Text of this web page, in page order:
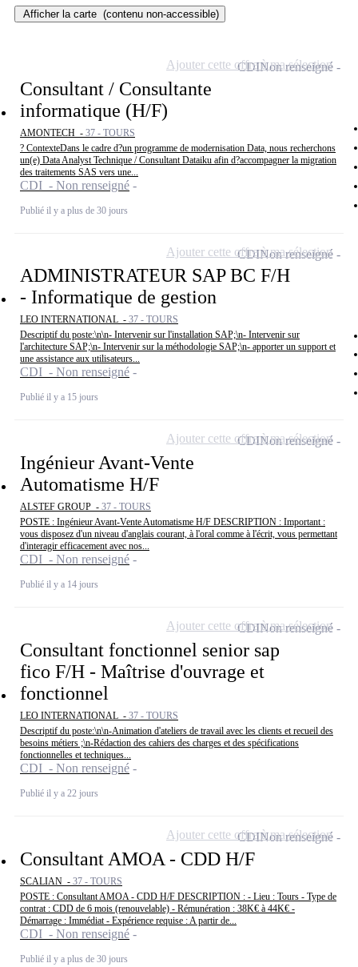
Afficher la carte (contenu non-accessible)
Consultant / Consultante
informatique (H/F)
AMONTECH - 37 - TOURS
? ContexteDans le cadre d?un programme de modernisation Data, nous recherchons
un(e) Data Analyst Technique / Consultant Dataiku afin d?accompagner la migration
des traitements SAS vers une...
CDI - Non renseigné
Publié il y a plus de 30 jours
CDINon renseigné
Ajouter cette offre à ma sélection
ADMINISTRATEUR SAP BC F/H
- Informatique de gestion
LEO INTERNATIONAL - 37 - TOURS
Descriptif du poste:\n\n- Intervenir sur l'installation SAP;\n- Intervenir sur
l'architecture SAP;\n- Intervenir sur la méthodologie SAP;\n- apporter un support et
une assistance aux utilisateurs...
CDI - Non renseigné
Publié il y a 15 jours
CDINon renseigné
Ajouter cette offre à ma sélection
Ingénieur Avant-Vente
Automatisme H/F
ALSTEF GROUP - 37 - TOURS
POSTE : Ingénieur Avant-Vente Automatisme H/F DESCRIPTION : Important :
vous disposez d'un niveau d'anglais courant, à l'oral comme à l'écrit, vous permettant
d'interagir efficacement avec nos...
CDI - Non renseigné
Publié il y a 14 jours
CDINon renseigné
Ajouter cette offre à ma sélection
Consultant fonctionnel senior sap
fico F/H - Maîtrise d'ouvrage et
fonctionnel
LEO INTERNATIONAL - 37 - TOURS
Descriptif du poste:\n\n-Animation d'ateliers de travail avec les clients et recueil des
besoins métiers ;\n-Rédaction des cahiers des charges et des spécifications
fonctionnelles et techniques...
CDI - Non renseigné
Publié il y a 22 jours
CDINon renseigné
Ajouter cette offre à ma sélection
Consultant AMOA - CDD H/F
SCALIAN - 37 - TOURS
POSTE : Consultant AMOA - CDD H/F DESCRIPTION : - Lieu : Tours - Type de
contrat : CDD de 6 mois (renouvelable) - Rémunération : 38K€ à 44K€ -
Démarrage : Immédiat - Expérience requise : A partir de...
CDI - Non renseigné
Publié il y a plus de 30 jours
CDINon renseigné
Ajouter cette offre à ma sélection